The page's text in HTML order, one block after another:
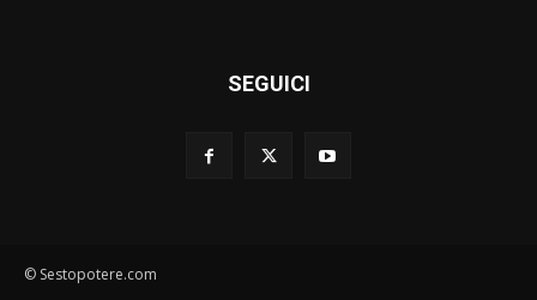
SEGUICI
© Sestopotere.com